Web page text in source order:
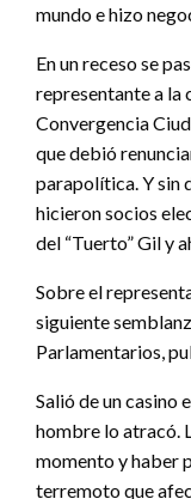
mundo e hizo
En un receso se
representante a la
Convergencia
que debió
parapolítica. Y sin
hicieron socios
del “Tuerto” Gil y
Sobre el
siguiente
Parlamentarios,
Salió de un casino
hombre lo atracó.
momento y haber
terremoto que